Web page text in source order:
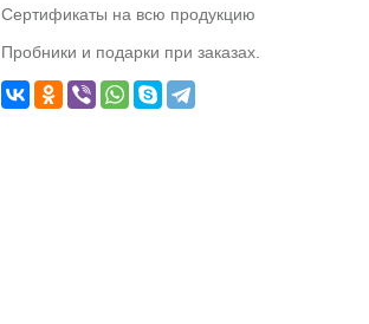
Сертификаты на всю продукцию
Пробники и подарки при заказах.